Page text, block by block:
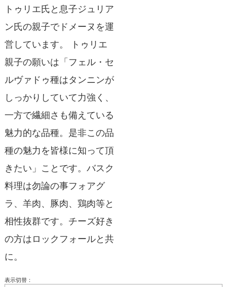
トゥリエ氏と息子ジュリア
ン氏の親子でドメーヌを運
営しています。 トゥリエ
親子の願いは「フェル・セ
ルヴァドゥ種はタンニンが
しっかりしていて力強く、
一方で繊細さも備えている
魅力的な品種。是非この品
種の魅力を皆様に知って頂
きたい」ことです。バスク
料理は勿論の事フォアグ
ラ、羊肉、豚肉、鶏肉等と
相性抜群です。チーズ好き
の方はロックフォールと共
に。
表示切替：